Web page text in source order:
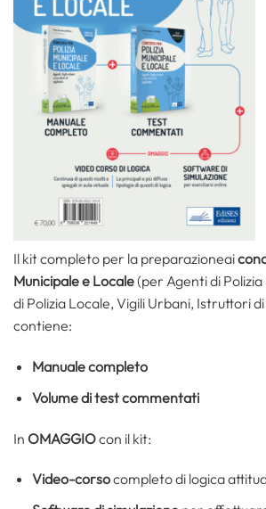
Il kit completo per la preparazioneai
Municipale e Locale(per Agenti di
di Polizia Locale, Vigili Urbani, Istruttori
contiene:
Manuale completo
Volume di test commentati
In OMAGGIOcon il kit:
Video-corsocompleto di logica